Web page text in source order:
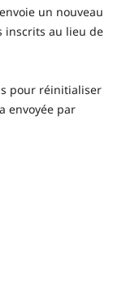
un nouveau
inscrits au lieu de
pour réinitialiser
envoyée par